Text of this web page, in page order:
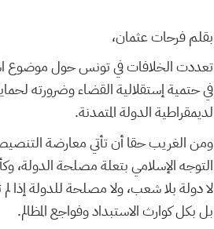
بقلم فرحات عثمان،
تعددت الخلافات في تونس حول موضوع
في حتمية إستقلالية القضاء وضرورته
لديمقراطية الدولة المتمدنة.
ومن الغريب حقا أن تأتي معارضة
التوجه الإسلامي بتعلة مصلحة
لا دولة بلا شعب، ولا مصلحة للدولة إذا
بل بكل كوارث الاستبداد وفواجع المظالم.